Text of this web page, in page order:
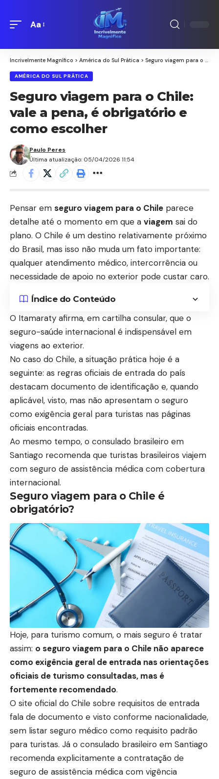
Redimensionamento
fontes
Aa
Incrivelmente Magnífico > América do Sul Prática > Seguro viagem para o Chile: vale a pena, é obrigatório e como escolher
AMÉRICA DO SUL PRÁTICA
Seguro viagem para o Chile:
vale a pena, é obrigatório e
como escolher
Última atualização: 05/04/2026 11:54
Paulo Peres
Pensar em seguro viagem para o Chile parece
detalhe até o momento em que a viagem sai do
plano. O Chile é um destino relativamente próximo
do Brasil, mas isso não muda um fato importante:
qualquer atendimento médico, intercorrência ou
necessidade de apoio no exterior pode custar caro.
Índice do Conteúdo
O Itamaraty afirma, em cartilha consular, que o
seguro-saúde internacional é indispensável em
viagens ao exterior.
No caso do Chile, a situação prática hoje é a
seguinte: as regras oficiais de entrada do país
destacam documento de identificação e, quando
aplicável, visto, mas não apresentam o seguro
como exigência geral para turistas nas páginas
oficiais encontradas.
Ao mesmo tempo, o consulado brasileiro em
Santiago recomenda que turistas brasileiros viajem
com seguro de assistência médica com cobertura
internacional.
Seguro viagem para o Chile é
obrigatório?
Hoje, para turismo comum, o mais seguro é tratar
assim: o seguro viagem para o Chile não aparece
como exigência geral de entrada nas orientações
oficiais de turismo consultadas, mas é
fortemente recomendado.
O site oficial do Chile sobre requisitos de entrada
fala de documento e visto conforme nacionalidade,
sem listar seguro médico como requisito padrão
para turistas. Já o consulado brasileiro em Santiago
recomenda explicitamente a contratação de
seguro de assistência médica com vigência